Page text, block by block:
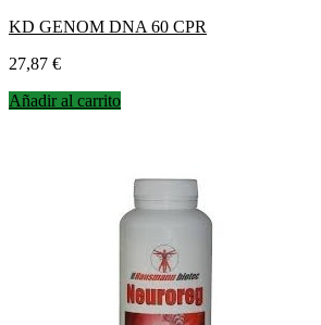
KD GENOM DNA 60 CPR
Precio
27,87 €
Añadir al carrito